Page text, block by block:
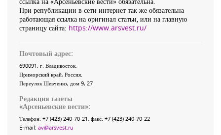
При републикации в сети интернет так же обязательна
работающая ссылка на оригинал статьи, или на главную
страницу сайта: https://www.arsvest.ru/
Почтовый адрес:
690091, г. Владивосток,
Приморский край, Россия.
Переулок Шевченко, дом 9, 27
Редакция газеты
«Арсеньевские вести»:
Телефон: +7 (423) 240-70-21, факс: +7 (423) 240-70-22
E-mail: av@arsvest.ru